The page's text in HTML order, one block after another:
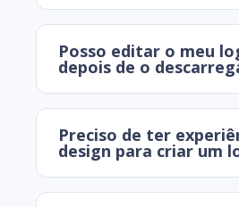
Posso editar o meu
depois de o
Preciso de ter
design para criar um